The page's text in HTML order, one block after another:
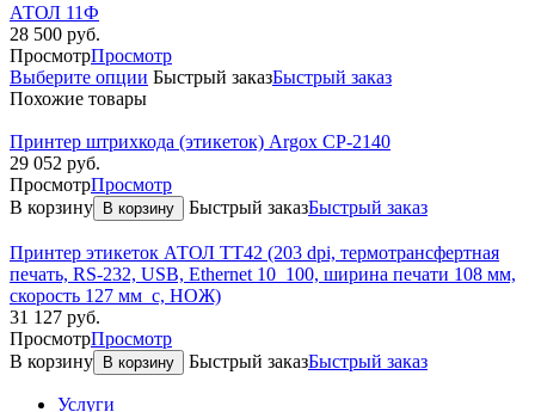
АТОЛ 11Ф
28 500 руб.
ПросмотрПросмотр
Выберите опции Быстрый заказБыстрый заказ
Похожие товары
Принтер штрихкода (этикеток) Argox CP-2140
29 052 руб.
ПросмотрПросмотр
В корзину
В корзину Быстрый заказБыстрый заказ
Принтер этикеток АТОЛ ТТ42 (203 dpi, термотрансфертная
печать, RS-232, USB, Ethernet 10_100, ширина печати 108 мм,
скорость 127 мм_с, НОЖ)
31 127 руб.
ПросмотрПросмотр
В корзину
В корзину Быстрый заказБыстрый заказ
Услуги